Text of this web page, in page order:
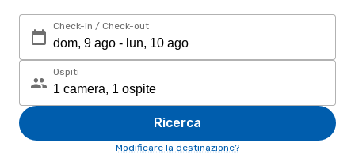
Check-in / Check-out
Ospiti
Ricerca
Modificare la destinazione?